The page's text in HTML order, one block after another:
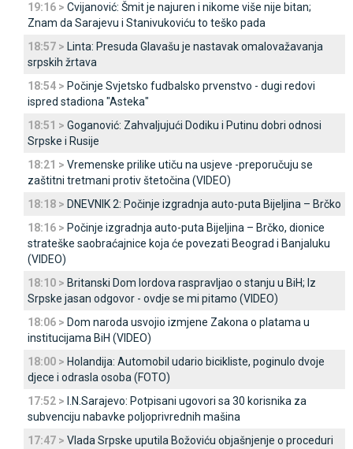
19:16 > Cvijanović: Šmit je najuren i nikome više nije bitan;
Znam da Sarajevu i Stanivukoviću to teško pada
18:57 > Linta: Presuda Glavašu je nastavak omalovažavanja
srpskih žrtava
18:54 > Počinje Svjetsko fudbalsko prvenstvo - dugi redovi
ispred stadiona "Asteka"
18:51 > Goganović: Zahvaljujući Dodiku i Putinu dobri odnosi
Srpske i Rusije
18:21 > Vremenske prilike utiču na usjeve -preporučuju se
zaštitni tretmani protiv štetočina (VIDEO)
18:18 > DNEVNIK 2: Počinje izgradnja auto-puta Bijeljina – Brčko
18:16 > Počinje izgradnja auto-puta Bijeljina – Brčko, dionice
strateške saobraćajnice koja će povezati Beograd i Banjaluku
(VIDEO)
18:10 > Britanski Dom lordova raspravljao o stanju u BiH; Iz
Srpske jasan odgovor - ovdje se mi pitamo (VIDEO)
18:06 > Dom naroda usvojio izmjene Zakona o platama u
institucijama BiH (VIDEO)
18:00 > Holandija: Automobil udario bicikliste, poginulo dvoje
djece i odrasla osoba (FOTO)
17:52 >
I.N.Sarajevo: Potpisani ugovori sa 30 korisnika za
subvenciju nabavke poljoprivrednih mašina
17:47 > Vlada Srpske uputila Božoviću objašnjenje o proceduri